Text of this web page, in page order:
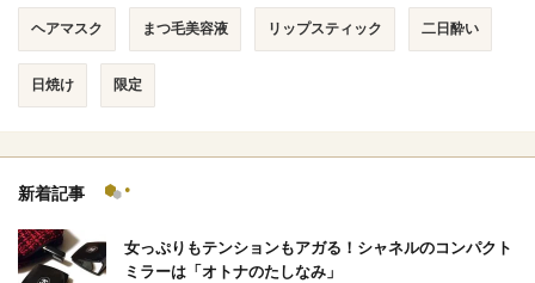
ヘアマスク まつ毛美容液 リップスティック 二日酔い
日焼け 限定
新着記事
女っぷりもテンションもアガる！シャネルのコンパクト
ミラーは「オトナのたしなみ」